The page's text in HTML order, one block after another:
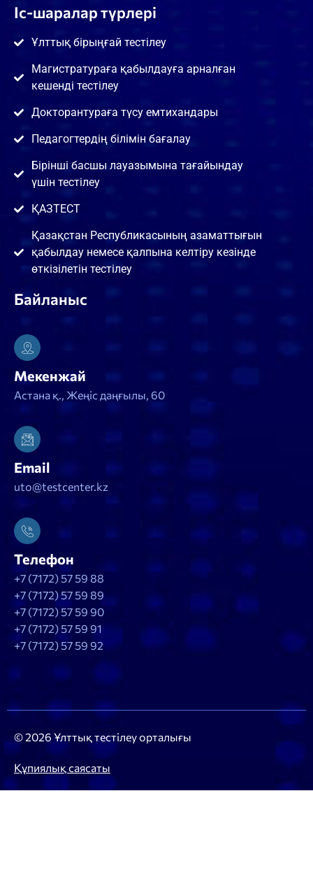
Іс-шаралар түрлері
Ұлттық бірыңғай тестілеу
Магистратураға қабылдауға арналған
кешенді тестілеу
Докторантураға түсу емтихандары
Педагогтердің білімін бағалау
Бірінші басшы лауазымына тағайындау
үшін тестілеу
ҚАЗТЕСТ
Қазақстан Республикасының азаматтығын
қабылдау немесе қалпына келтіру кезінде
өткізілетін тестілеу
Байланыс
Мекенжай
Астана қ., Жеңіс даңғылы, 60
Email
uto@testcenter.kz
Телефон
+7 (7172) 57 59 88
+7 (7172) 57 59 89
+7 (7172) 57 59 90
+7 (7172) 57 59 91
+7 (7172) 57 59 92
© 2026 Ұлттық тестілеу орталығы
Құпиялық саясаты